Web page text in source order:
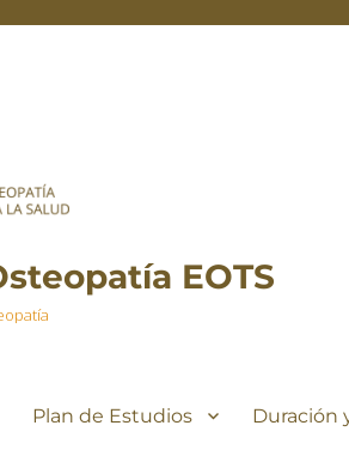
EOTS
Plan de Estudios Duración